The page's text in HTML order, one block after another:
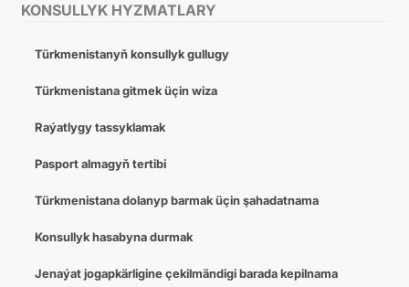
KONSULLYK HYZMATLARY
Türkmenistanyň konsullyk gullugy
Türkmenistana gitmek üçin wiza
Raýatlygy tassyklamak
Pasport almagyň tertibi
Türkmenistana dolanyp barmak üçin şahadatnama
Konsullyk hasabyna durmak
Jenaýat jogapkärligine çekilmändigi barada kepilnama